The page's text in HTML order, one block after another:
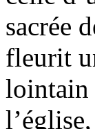
sacrée
fleurit
lointain